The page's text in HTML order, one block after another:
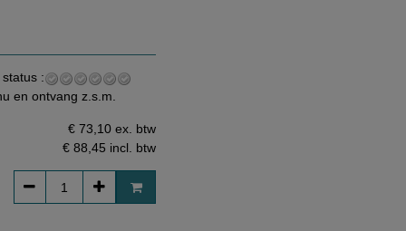
:
en ontvang z.s.m.
€ 73,10 ex. btw
€ 88,45 incl. btw